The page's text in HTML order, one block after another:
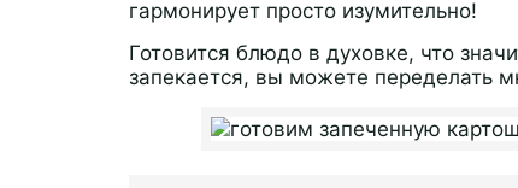
гармонирует просто изумительно!
Готовится блюдо в духовке, что
запекается, вы можете переделать